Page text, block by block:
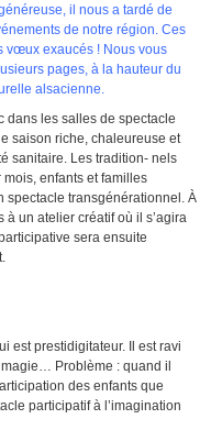
il nous a tardé de
de notre région. Ces
vœux exaucés ! Nous vous
pages, à la hauteur du
alsacienne.
dans les salles de spectacle
saison riche, chaleureuse et
sanitaire. Les tradition- nels
enfants et familles
spectacle transgénérationnel. À
à un atelier créatif où il s’agira
sera ensuite
est prestidigitateur. Il est ravi
Problème : quand il
des enfants que
participatif à l’imagination